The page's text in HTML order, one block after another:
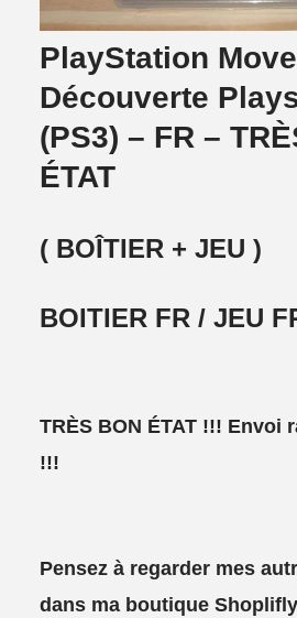
PlayStation
Découverte
(PS3) – FR –
ÉTAT
( BOÎTIER + JEU )
BOITIER FR / JEU
TRÈS BON ÉTAT !!! Envoi
!!!
Pensez à regarder mes
dans ma boutique